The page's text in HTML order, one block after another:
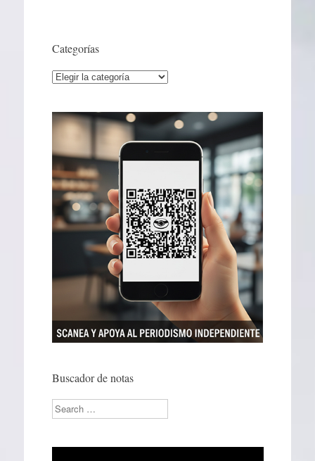
Categorías
Categorías
Buscador de notas
Search